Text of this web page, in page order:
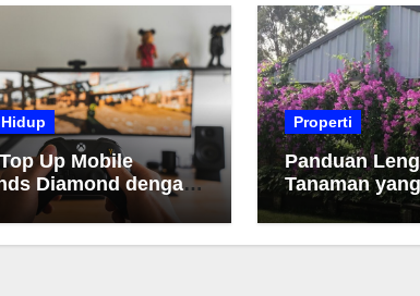
Up Mobile
Diamond dengan
dan Cepat
Properti
Panduan
Tanaman
Taman Anda